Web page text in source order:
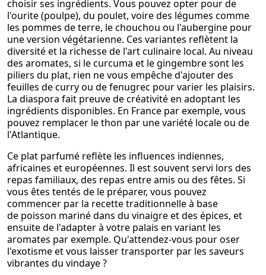
choisir ses ingrédients. Vous pouvez opter pour de
l'ourite (poulpe), du poulet, voire des légumes comme
les pommes de terre, le chouchou ou l'aubergine pour
une version végétarienne. Ces variantes reflètent la
diversité et la richesse de l'art culinaire local. Au niveau
des aromates, si le curcuma et le gingembre sont les
piliers du plat, rien ne vous empêche d'ajouter des
feuilles de curry ou de fenugrec pour varier les plaisirs.
La diaspora fait preuve de créativité en adoptant les
ingrédients disponibles. En France par exemple, vous
pouvez remplacer le thon par une variété locale ou de
l'Atlantique.
Ce plat parfumé reflète les influences indiennes,
africaines et européennes. Il est souvent servi lors des
repas familiaux, des repas entre amis ou des fêtes. Si
vous êtes tentés de le préparer, vous pouvez
commencer par la recette traditionnelle à base
de poisson mariné dans du vinaigre et des épices, et
ensuite de l'adapter à votre palais en variant les
aromates par exemple. Qu'attendez-vous pour oser
l'exotisme et vous laisser transporter par les saveurs
vibrantes du vindaye ?